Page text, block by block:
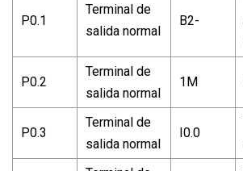
P0.1
Terminal de
salida normal
B2-
P0.2
Terminal de
salida normal
1M
P0.3
Terminal de
salida normal
I0.0